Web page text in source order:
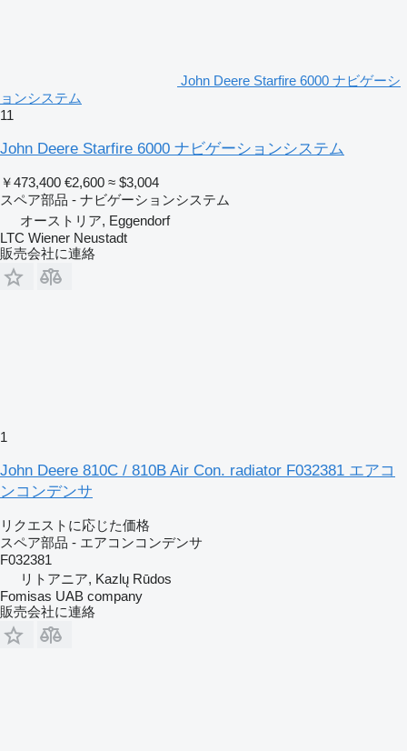
John Deere Starfire 6000 ナビゲーシ
ョンシステム
11
John Deere Starfire 6000 ナビゲーションシステム
￥473,400 €2,600 ≈ $3,004
スペア部品 - ナビゲーションシステム
オーストリア, Eggendorf
LTC Wiener Neustadt
販売会社に連絡
1
John Deere 810C / 810B Air Con. radiator F032381 エアコ
ンコンデンサ
リクエストに応じた価格
スペア部品 - エアコンコンデンサ
F032381
リトアニア, Kazlų Rūdos
Fomisas UAB company
販売会社に連絡